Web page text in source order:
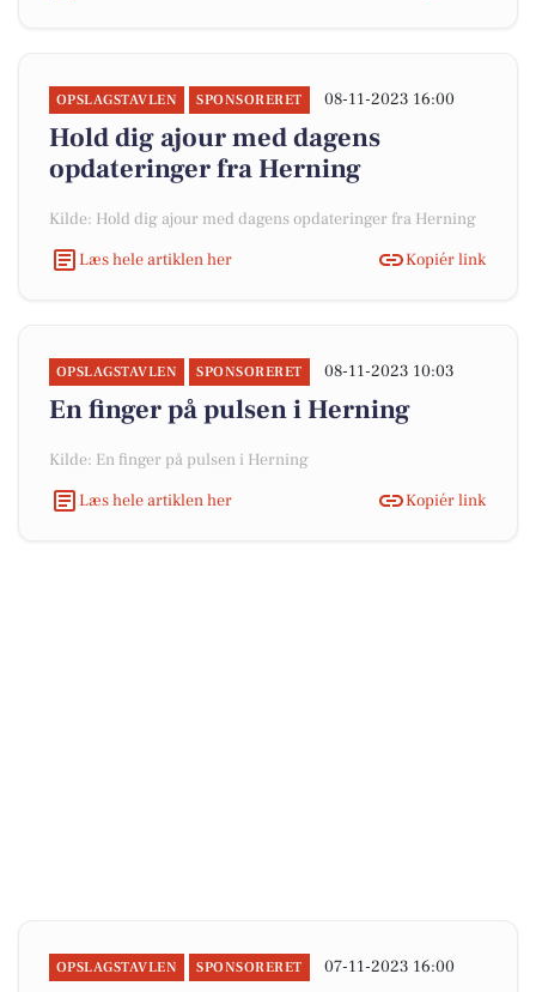
OPSLAGSTAVLEN SPONSORERET 08-11-2023 16:00
Hold dig ajour med dagens
opdateringer fra Herning
Kilde: Hold dig ajour med dagens opdateringer fra Herning
Læs hele artiklen her
Kopiér link
OPSLAGSTAVLEN SPONSORERET 08-11-2023 10:03
En finger på pulsen i Herning
Kilde: En finger på pulsen i Herning
Læs hele artiklen her
Kopiér link
OPSLAGSTAVLEN SPONSORERET 07-11-2023 16:00